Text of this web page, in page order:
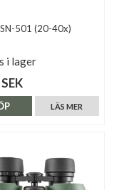
501 (20-40x)
i lager
LÄS MER